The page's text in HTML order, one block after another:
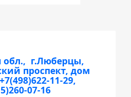
обл., г.Люберцы,
проспект, дом
11-29,
07-16